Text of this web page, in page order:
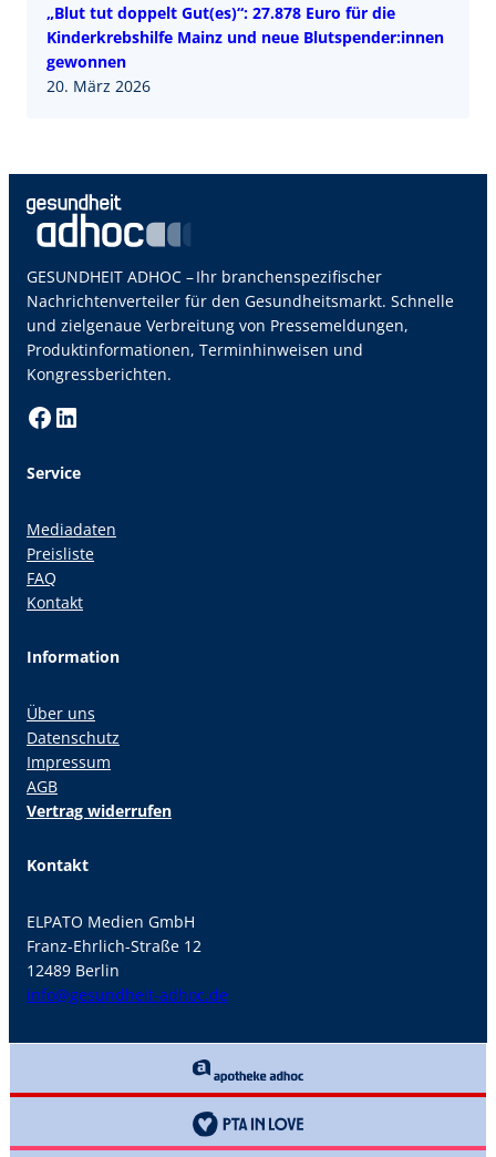
„Blut tut doppelt Gut(es)“: 27.878 Euro für die
Kinderkrebshilfe Mainz und neue Blutspender:innen
gewonnen
20. März 2026
GESUNDHEIT ADHOC – Ihr branchenspezifischer
Nachrichtenverteiler für den Gesundheitsmarkt. Schnelle
und zielgenaue Verbreitung von Pressemeldungen,
Produktinformationen, Terminhinweisen und
Kongressberichten.
Facebook LinkedIn
Service
Mediadaten
Preisliste
FAQ
Kontakt
Information
Über uns
Datenschutz
Impressum
AGB
Vertrag widerrufen
Kontakt
ELPATO Medien GmbH
Franz-Ehrlich-Straße 12
12489 Berlin
info@gesundheit-adhoc.de